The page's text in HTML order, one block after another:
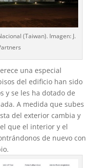
(Taiwan). Imagen: J.
una especial
del edificio han sido
y se les ha dotado de
A medida que subes
del exterior cambia y
que el interior y el
de nuevo con